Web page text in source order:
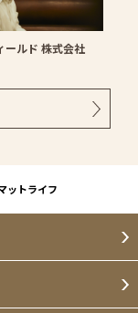
ールド 株式会社
ットライフ